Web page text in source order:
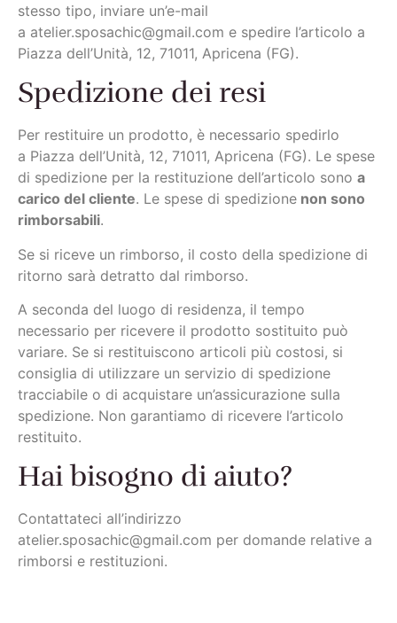
stesso tipo, inviare un’e-mail
a atelier.sposachic@gmail.com e spedire l’articolo a
Piazza dell’Unità, 12, 71011, Apricena (FG).
Spedizione dei resi
Per restituire un prodotto, è necessario spedirlo
a Piazza dell’Unità, 12, 71011, Apricena (FG). Le spese
di spedizione per la restituzione dell’articolo sono a
carico del cliente. Le spese di spedizione non sono
rimborsabili.
Se si riceve un rimborso, il costo della spedizione di
ritorno sarà detratto dal rimborso.
A seconda del luogo di residenza, il tempo
necessario per ricevere il prodotto sostituito può
variare. Se si restituiscono articoli più costosi, si
consiglia di utilizzare un servizio di spedizione
tracciabile o di acquistare un’assicurazione sulla
spedizione. Non garantiamo di ricevere l’articolo
restituito.
Hai bisogno di aiuto?
Contattateci all’indirizzo
atelier.sposachic@gmail.com per domande relative a
rimborsi e restituzioni.